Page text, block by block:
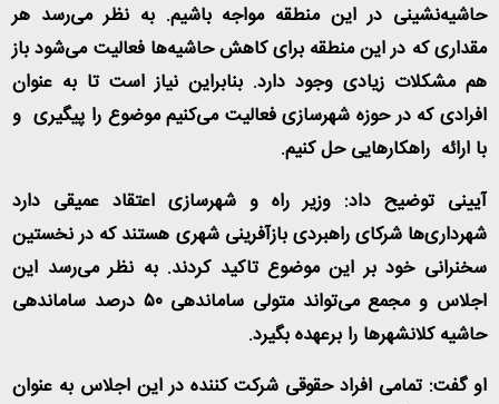
حاشیه‌نشینی در این منطقه مواجه باشیم. به نظر می‌رسد هر
مقداری که در این منطقه برای کاهش حاشیه‌ها فعالیت می‌شود باز
هم مشکلات زیادی وجود دارد. بنابراین نیاز است تا به عنوان
افرادی که در حوزه شهرسازی فعالیت می‌کنیم موضوع را پیگیری و
با ارائه راهکارهایی حل کنیم.
آیینی توضیح داد: وزیر راه و شهرسازی اعتقاد عمیقی دارد
شهرداری‌ها شرکای راهبردی بازآفرینی شهری هستند که در نخستین
سخنرانی خود بر این موضوع تاکید کردند. به نظر می‌رسد این
اجلاس و مجمع می‌تواند متولی ساماندهی ۵۰ درصد ساماندهی
حاشیه کلانشهرها را برعهده بگیرد.
او گفت: تمامی افراد حقوقی شرکت کننده در این اجلاس به عنوان